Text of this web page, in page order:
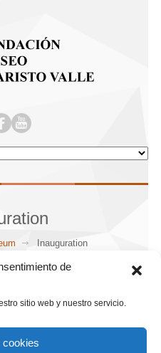
de
sitio web y nuestro servicio.
cookies
Inauguration
inEspañol